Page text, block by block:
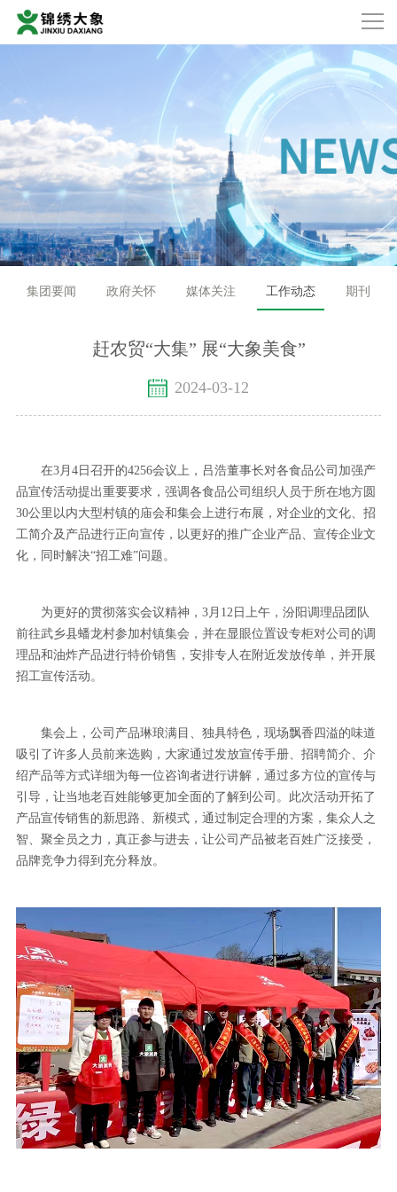
集团要闻 政府关怀 媒体关注 工作动态 期刊
赶农贸“大集” 展“大象美食”
2024-03-12
在3月4日召开的4256会议上，吕浩董事长对各食品公司加强产
品宣传活动提出重要要求，强调各食品公司组织人员于所在地方圆
30公里以内大型村镇的庙会和集会上进行布展，对企业的文化、招
工简介及产品进行正向宣传，以更好的推广企业产品、宣传企业文
化，同时解决“招工难”问题。
为更好的贯彻落实会议精神，3月12日上午，汾阳调理品团队
前往武乡县蟠龙村参加村镇集会，并在显眼位置设专柜对公司的调
理品和油炸产品进行特价销售，安排专人在附近发放传单，并开展
招工宣传活动。
集会上，公司产品琳琅满目、独具特色，现场飘香四溢的味道
吸引了许多人员前来选购，大家通过发放宣传手册、招聘简介、介
绍产品等方式详细为每一位咨询者进行讲解，通过多方位的宣传与
引导，让当地老百姓能够更加全面的了解到公司。此次活动开拓了
产品宣传销售的新思路、新模式，通过制定合理的方案，集众人之
智、聚全员之力，真正参与进去，让公司产品被老百姓广泛接受，
品牌竞争力得到充分释放。